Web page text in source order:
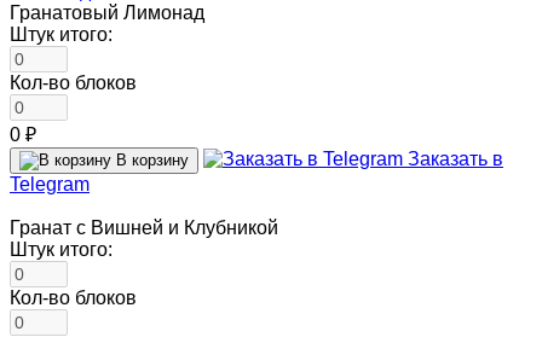
Гранатовый Лимонад
Штук итого:
Кол-во блоков
0 ₽
В корзину
Заказать в
Telegram
Гранат с Вишней и Клубникой
Штук итого:
Кол-во блоков